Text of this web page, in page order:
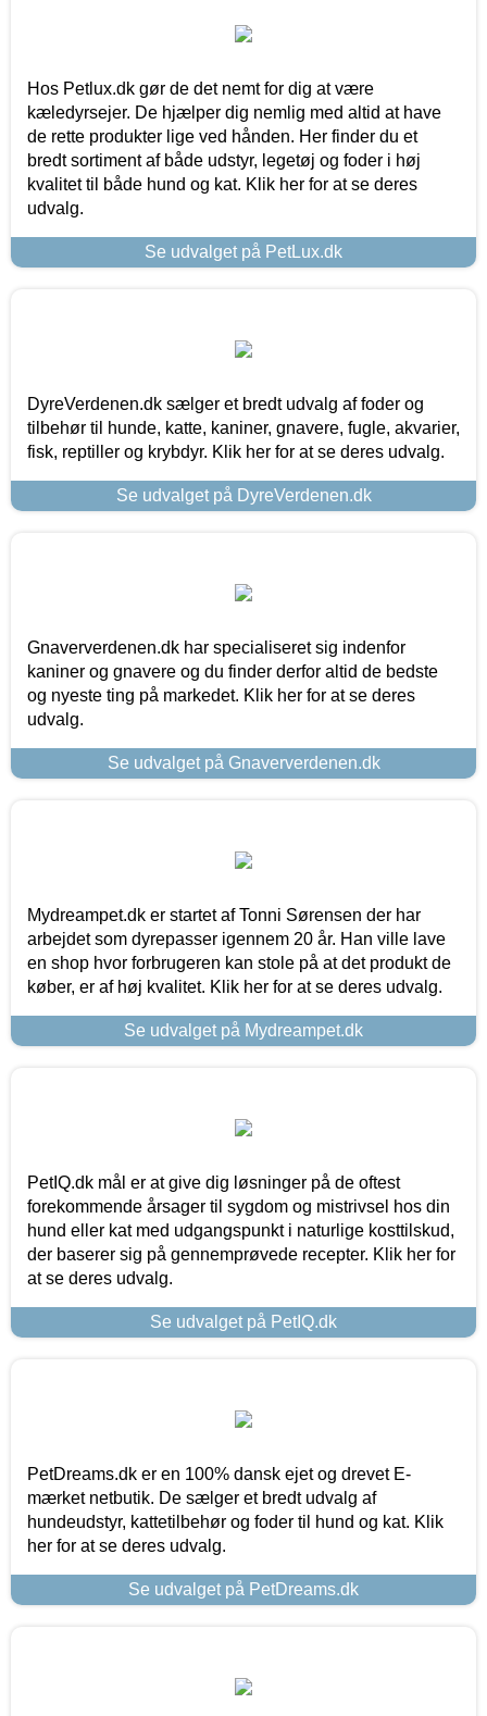
Hos Petlux.dk gør de det nemt for dig at være
kæledyrsejer. De hjælper dig nemlig med altid at have
de rette produkter lige ved hånden. Her finder du et
bredt sortiment af både udstyr, legetøj og foder i høj
kvalitet til både hund og kat. Klik her for at se deres
udvalg.
Se udvalget på PetLux.dk
DyreVerdenen.dk sælger et bredt udvalg af foder og
tilbehør til hunde, katte, kaniner, gnavere, fugle, akvarier,
fisk, reptiller og krybdyr. Klik her for at se deres udvalg.
Se udvalget på DyreVerdenen.dk
Gnaververdenen.dk har specialiseret sig indenfor
kaniner og gnavere og du finder derfor altid de bedste
og nyeste ting på markedet. Klik her for at se deres
udvalg.
Se udvalget på Gnaververdenen.dk
Mydreampet.dk er startet af Tonni Sørensen der har
arbejdet som dyrepasser igennem 20 år. Han ville lave
en shop hvor forbrugeren kan stole på at det produkt de
køber, er af høj kvalitet. Klik her for at se deres udvalg.
Se udvalget på Mydreampet.dk
PetIQ.dk mål er at give dig løsninger på de oftest
forekommende årsager til sygdom og mistrivsel hos din
hund eller kat med udgangspunkt i naturlige kosttilskud,
der baserer sig på gennemprøvede recepter. Klik her for
at se deres udvalg.
Se udvalget på PetIQ.dk
PetDreams.dk er en 100% dansk ejet og drevet E-
mærket netbutik. De sælger et bredt udvalg af
hundeudstyr, kattetilbehør og foder til hund og kat. Klik
her for at se deres udvalg.
Se udvalget på PetDreams.dk